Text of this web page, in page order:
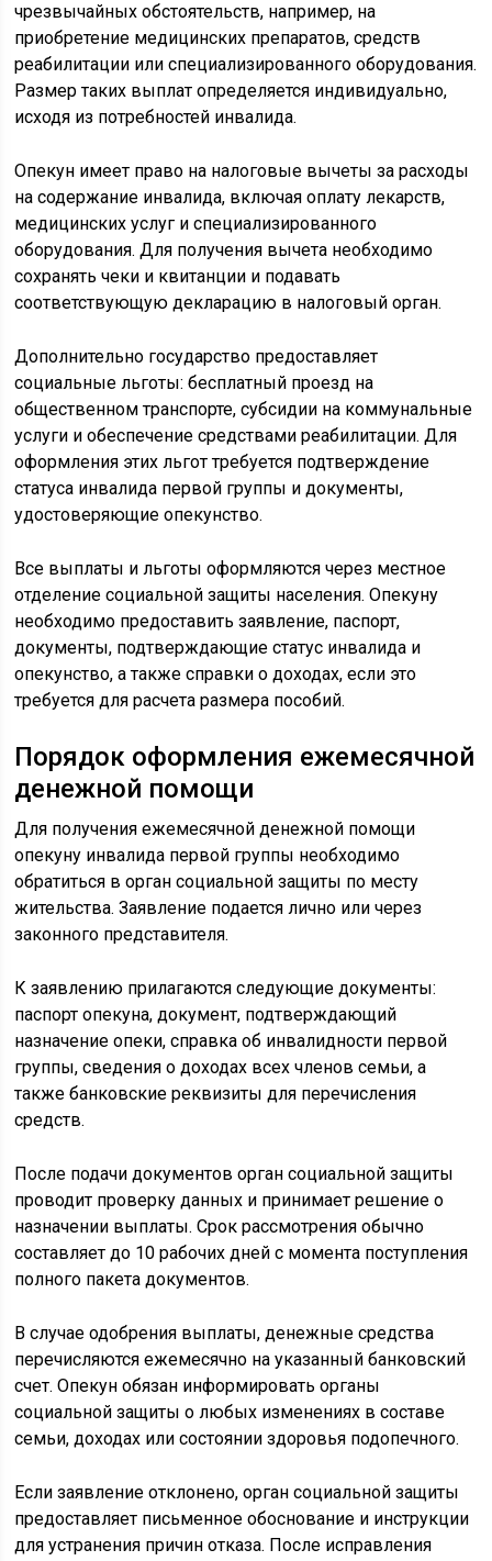
чрезвычайных обстоятельств, например, на
приобретение медицинских препаратов, средств
реабилитации или специализированного оборудования.
Размер таких выплат определяется индивидуально,
исходя из потребностей инвалида.
Опекун имеет право на налоговые вычеты за расходы
на содержание инвалида, включая оплату лекарств,
медицинских услуг и специализированного
оборудования. Для получения вычета необходимо
сохранять чеки и квитанции и подавать
соответствующую декларацию в налоговый орган.
Дополнительно государство предоставляет
социальные льготы: бесплатный проезд на
общественном транспорте, субсидии на коммунальные
услуги и обеспечение средствами реабилитации. Для
оформления этих льгот требуется подтверждение
статуса инвалида первой группы и документы,
удостоверяющие опекунство.
Все выплаты и льготы оформляются через местное
отделение социальной защиты населения. Опекуну
необходимо предоставить заявление, паспорт,
документы, подтверждающие статус инвалида и
опекунство, а также справки о доходах, если это
требуется для расчета размера пособий.
Порядок оформления ежемесячной
денежной помощи
Для получения ежемесячной денежной помощи
опекуну инвалида первой группы необходимо
обратиться в орган социальной защиты по месту
жительства. Заявление подается лично или через
законного представителя.
К заявлению прилагаются следующие документы:
паспорт опекуна, документ, подтверждающий
назначение опеки, справка об инвалидности первой
группы, сведения о доходах всех членов семьи, а
также банковские реквизиты для перечисления
средств.
После подачи документов орган социальной защиты
проводит проверку данных и принимает решение о
назначении выплаты. Срок рассмотрения обычно
составляет до 10 рабочих дней с момента поступления
полного пакета документов.
В случае одобрения выплаты, денежные средства
перечисляются ежемесячно на указанный банковский
счет. Опекун обязан информировать органы
социальной защиты о любых изменениях в составе
семьи, доходах или состоянии здоровья подопечного.
Если заявление отклонено, орган социальной защиты
предоставляет письменное обоснование и инструкции
для устранения причин отказа. После исправления